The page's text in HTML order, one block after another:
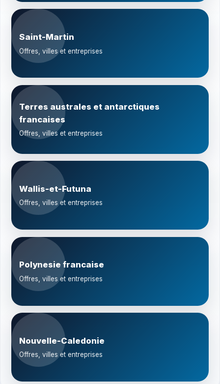
Saint-Martin
Offres, villes et entreprises
Terres australes et antarctiques
francaises
Offres, villes et entreprises
Wallis-et-Futuna
Offres, villes et entreprises
Polynesie francaise
Offres, villes et entreprises
Nouvelle-Caledonie
Offres, villes et entreprises